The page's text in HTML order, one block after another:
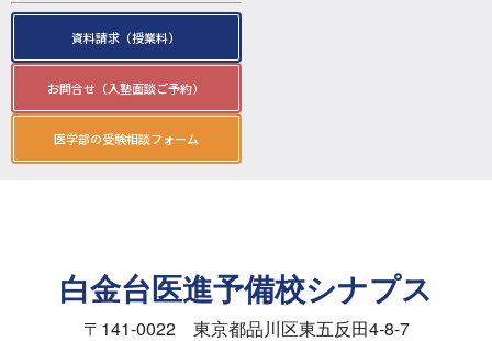
大学生の落単・留年対策
メールフォーム
医学部の受験相談フォーム